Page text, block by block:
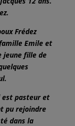
Frédez
Emile et
jeune fille de
est pasteur et
pu rejoindre
dans la